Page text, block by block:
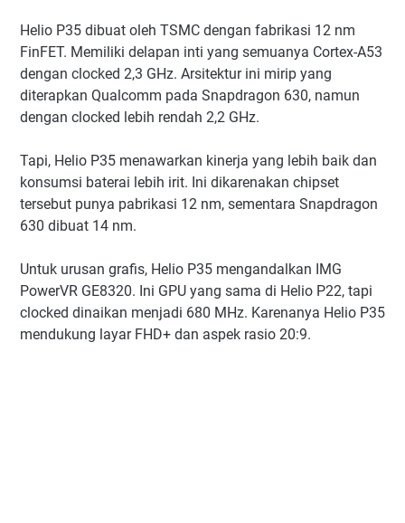
Helio P35 dibuat oleh TSMC dengan fabrikasi 12 nm
FinFET. Memiliki delapan inti yang semuanya Cortex-A53
dengan clocked 2,3 GHz. Arsitektur ini mirip yang
diterapkan Qualcomm pada Snapdragon 630, namun
dengan clocked lebih rendah 2,2 GHz.
Tapi, Helio P35 menawarkan kinerja yang lebih baik dan
konsumsi baterai lebih irit. Ini dikarenakan chipset
tersebut punya pabrikasi 12 nm, sementara Snapdragon
630 dibuat 14 nm.
Untuk urusan grafis, Helio P35 mengandalkan IMG
PowerVR GE8320. Ini GPU yang sama di Helio P22, tapi
clocked dinaikan menjadi 680 MHz. Karenanya Helio P35
mendukung layar FHD+ dan aspek rasio 20:9.